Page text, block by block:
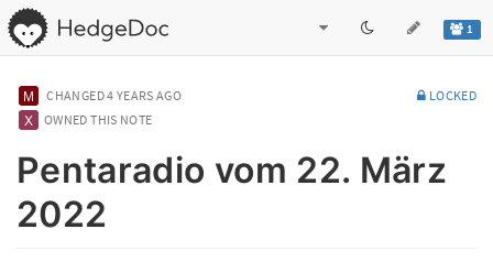
1
CHANGED4 YEARS AGO
LOCKED
OWNED THIS NOTE
Pentaradio vom 22. März
2022